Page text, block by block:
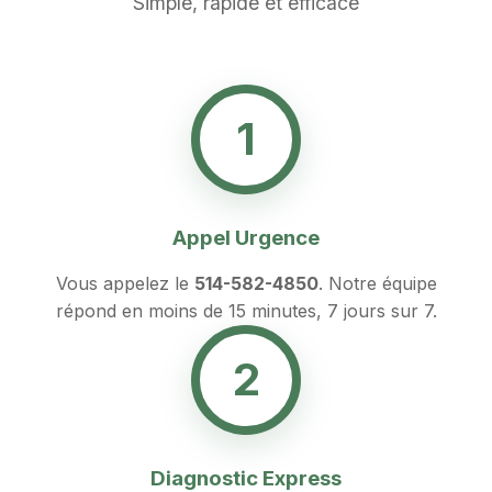
1
Appel Urgence
Vous appelez le 514-582-4850. Notre équipe
répond en moins de 15 minutes, 7 jours sur 7.
2
Diagnostic Express